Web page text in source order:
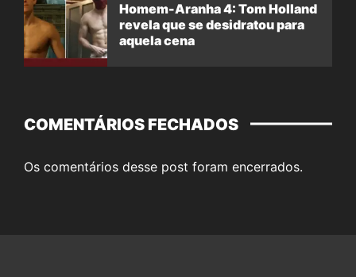
Homem-Aranha 4: Tom Holland
revela que se desidratou para
aquela cena
COMENTÁRIOS FECHADOS
Os comentários desse post foram encerrados.